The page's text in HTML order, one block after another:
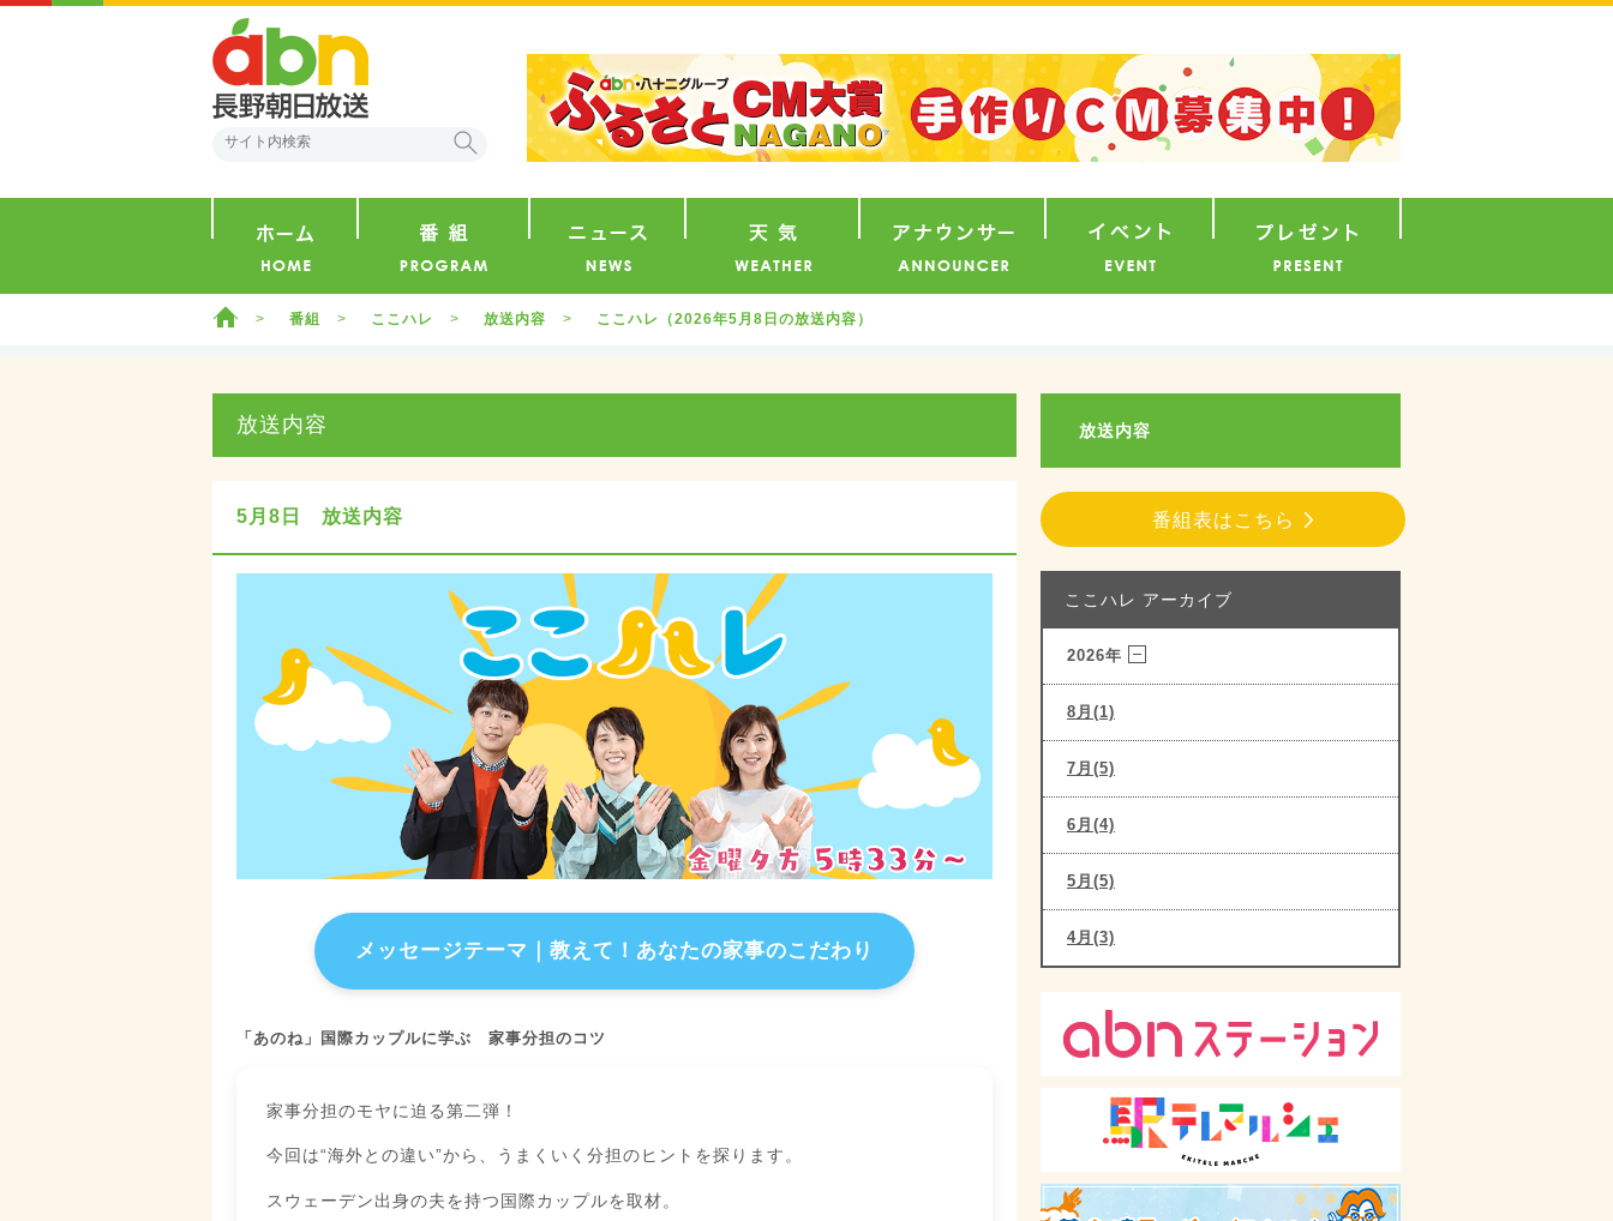
ホーム 番組 ここハレ 放送内容 ここハレ（2026年5月8日の放送内容）
放送内容
5月8日 放送内容
メッセージテーマ｜ 教えて！あなたの家事のこだわり
「あのね」 国際カップルに学ぶ 家事分担のコツ
家事分担のモヤに迫る第二弾！
今回は“海外との違い”から、うまくいく分担のヒントを探ります。
スウェーデン出身の夫を持つ国際カップルを取材。
放送内容
番組表はこちら
ここハレ アーカイブ
2026年
8月(1)
7月(5)
6月(4)
5月(5)
4月(3)